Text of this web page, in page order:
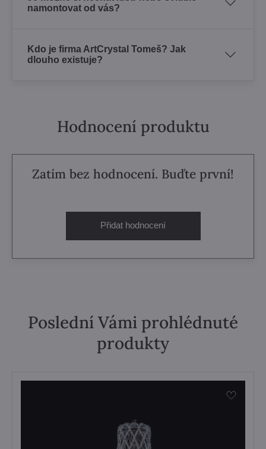
namontovat od vás?
Kdo je firma ArtCrystal Tomeš? Jak
dlouho existuje?
Hodnocení produktu
Zatím bez hodnocení. Buďte první!
Přidat hodnocení
Poslední Vámi prohlédnuté
produkty